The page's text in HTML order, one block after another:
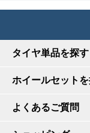
タイヤ単品を探す
ホイールセット
よくあるご質問